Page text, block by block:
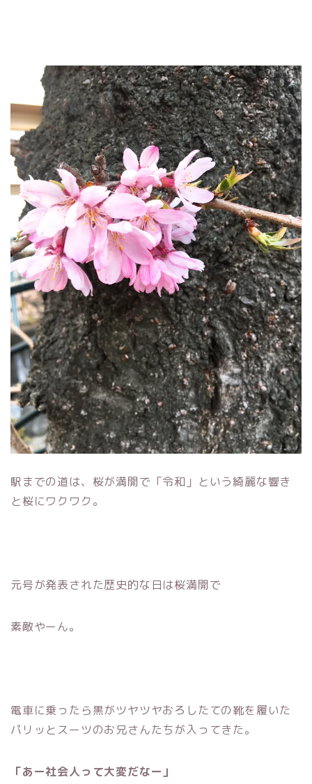
駅までの道は、桜が満開で「令和」という綺麗な響き
と桜にワクワク。
元号が発表された歴史的な日は桜満開で
素敵やーん。
電車に乗ったら黒がツヤツヤおろしたての靴を履いた
パリッとスーツのお兄さんたちが入ってきた。
「あー社会人って大変だなー」